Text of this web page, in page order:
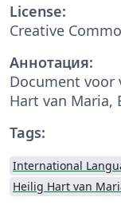
License:
Creative
Аннотация:
Document voor
Hart van Maria,
Tags:
International
Heilig Hart van